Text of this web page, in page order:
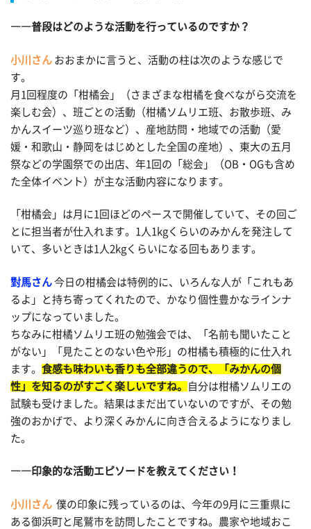
――普段はどのような活動を行っているのですか？
小川さん おおまかに言うと、活動の柱は次のような感じで
す。
月1回程度の「柑橘会」（さまざまな柑橘を食べながら交流を
楽しむ会）、班ごとの活動（柑橘ソムリエ班、お散歩班、み
かんスイーツ巡り班など）、産地訪問・地域での活動（愛
媛・和歌山・静岡をはじめとした全国の産地）、東大の五月
祭などの学園祭での出店、年1回の「総会」（OB・OGも含め
た全体イベント）が主な活動内容になります。
「柑橘会」は月に1回ほどのペースで開催していて、その回ご
とに担当者が仕入れます。1人1kgくらいのみかんを発注して
いて、多いときは1人2kgくらいになる回もあります。
對馬さん 今日の柑橘会は特例的に、いろんな人が「これもあ
るよ」と持ち寄ってくれたので、かなり個性豊かなラインナ
ップになっていました。
ちなみに柑橘ソムリエ班の勉強会では、「名前も聞いたこと
がない」「見たことのない色や形」の柑橘も積極的に仕入れ
ます。 食感も味わいも香りも全部違うので、「みかんの個
性」を知るのがすごく楽しいですね。
自分は柑橘ソムリエの
試験も受けました。結果はまだ出ていないのですが、その勉
強のおかげで、より深くみかんに向き合えるようになりまし
た。
――印象的な活動エピソードを教えてください！
小川さん 僕の印象に残っているのは、今年の9月に三重県に
ある御浜町と尾鷲市を訪問したことですね。農家や地域おこ